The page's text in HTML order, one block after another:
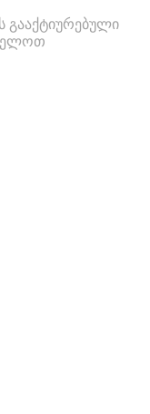
გააქტიურებული